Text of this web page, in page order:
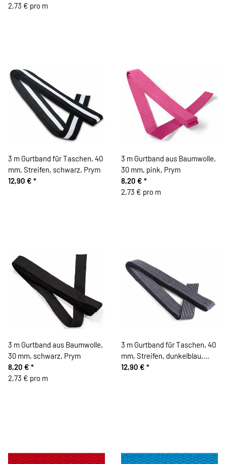
2,73 € pro m
3 m Gurtband für Taschen, 40
mm, Streifen, schwarz, Prym
12,90 € *
3 m Gurtband aus Baumwolle,
30 mm, pink, Prym
8,20 € *
2,73 € pro m
3 m Gurtband aus Baumwolle,
30 mm, schwarz, Prym
8,20 € *
2,73 € pro m
3 m Gurtband für Taschen, 40
mm, Streifen, dunkelblau,
Prym
12,90 € *